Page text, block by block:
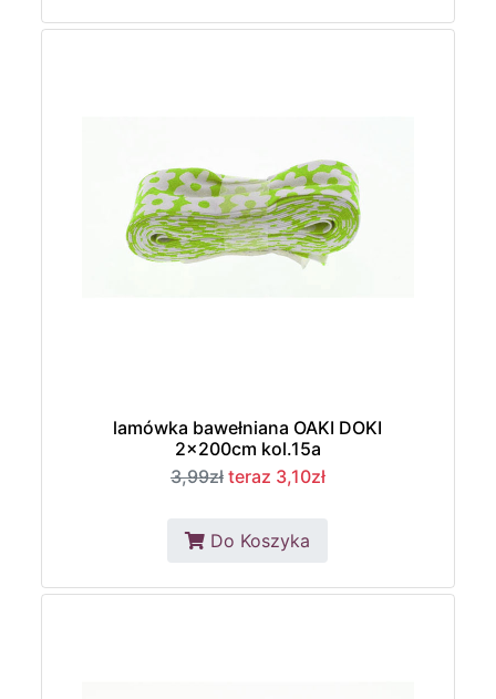
lamówka bawełniana OAKI DOKI
2x200cm kol.15a
3,99zł teraz 3,10zł
Do Koszyka